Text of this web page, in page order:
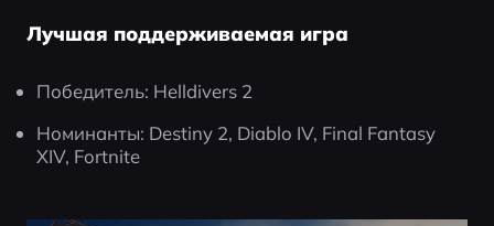
Лучшая поддерживаемая игра
Победитель: Helldivers 2
Номинанты: Destiny 2, Diablo IV, Final Fantasy
XIV, Fortnite